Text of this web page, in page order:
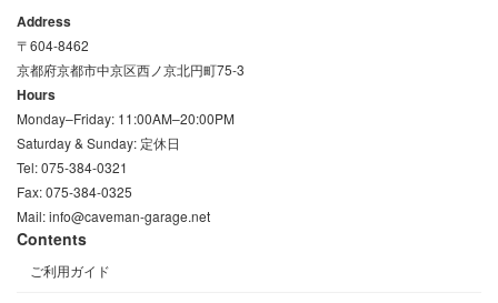
Address
〒604-8462
京都府京都市中京区西ノ京北円町75-3
Hours
Monday–Friday: 11:00AM–20:00PM
Saturday & Sunday: 定休日
Tel: 075-384-0321
Fax: 075-384-0325
Mail: info@caveman-garage.net
Contents
ご利用ガイド